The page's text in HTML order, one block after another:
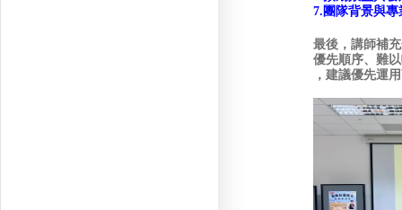
7.團隊背景與專
最後，講師補
優先順序、難
，建議優先運